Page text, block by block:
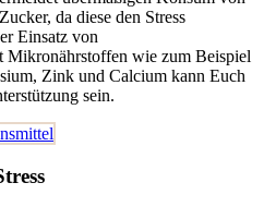
da diese den Stress
Einsatz von
Mikronährstoffen wie zum Beispiel
Zink und Calcium kann Euch
sein.